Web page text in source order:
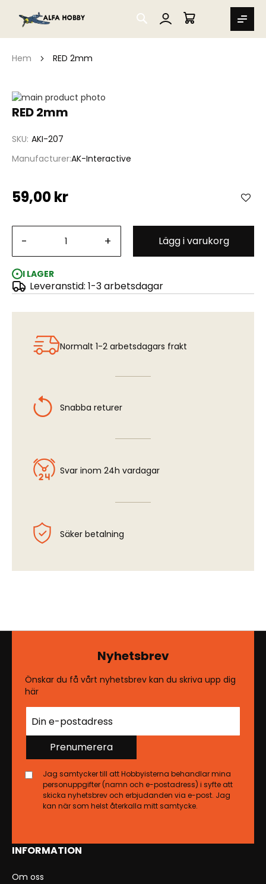
SEARCH
MIN VARUKORG
Hem RED 2mm
RED 2mm
SKU AKI-207
ManufacturerAK-Interactive
59,00 kr
- + Lägg i varukorg
I LAGER
Leveranstid: 1-3 arbetsdagar
Hoppa
till
bildgalleriet
RED 2mm
Hoppa
av
bildgalleriet
Normalt 1-2 arbetsdagars frakt
Snabba returer
Svar inom 24h vardagar
Säker betalning
INFORMATION
Om oss
Nyhetsbrev
Önskar du få vårt nyhetsbrev kan du skriva upp dig
här
Prenumerera
Jag samtycker till att Hobbyisterna behandlar mina
personuppgifter (namn och e-postadress) i syfte att
skicka nyhetsbrev och erbjudanden via e-post. Jag
kan när som helst återkalla mitt samtycke.